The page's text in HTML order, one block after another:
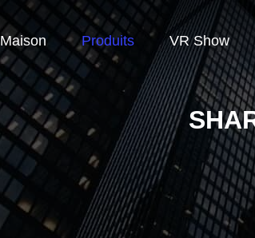
Maison Produits VR Show